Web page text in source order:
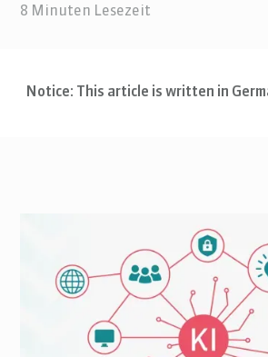
8 Minuten Lesezeit
Notice: This article is written in